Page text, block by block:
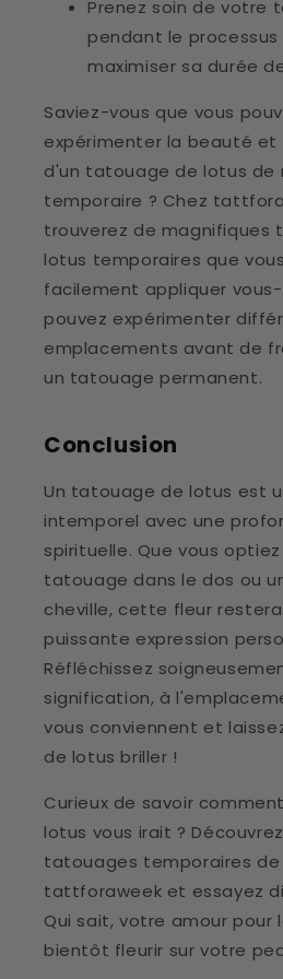
Prenez soin de votre
pendant le
maximiser sa durée
Saviez-vous que vous
expérimenter la beauté et
d'un tatouage de lotus de
temporaire ? Chez
trouverez de magnifiques
lotus temporaires que
facilement appliquer vous-
pouvez expérimenter
emplacements avant de
un tatouage permanent.
Conclusion
Un tatouage de lotus est
intemporel avec une
spirituelle. Que vous
tatouage dans le dos ou
cheville, cette fleur
puissante expression
Réfléchissez
signification, à
vous conviennent et
de lotus briller !
Curieux de savoir
lotus vous irait ?
tatouages temporaires de
tattforaweek et essayez
Qui sait, votre amour pour
bientôt fleurir sur votre